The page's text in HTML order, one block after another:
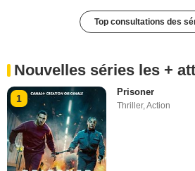
Top consultations des
Nouvelles séries les +
1
Prisoner
Thriller,Action